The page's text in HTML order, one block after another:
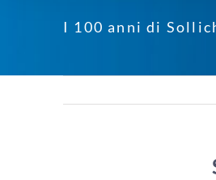
I 100 anni di